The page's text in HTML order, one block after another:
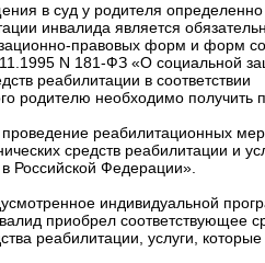
в суд у родителя определенно
инвалида является
правовых форм и форм
N 181-ФЗ «О социальной
реабилитации в соответствии
необходимо получить
реабилитационных
средств реабилитации и
Российской Федерации».
индивидуальной
приобрел соответствующее
реабилитации, услуги,